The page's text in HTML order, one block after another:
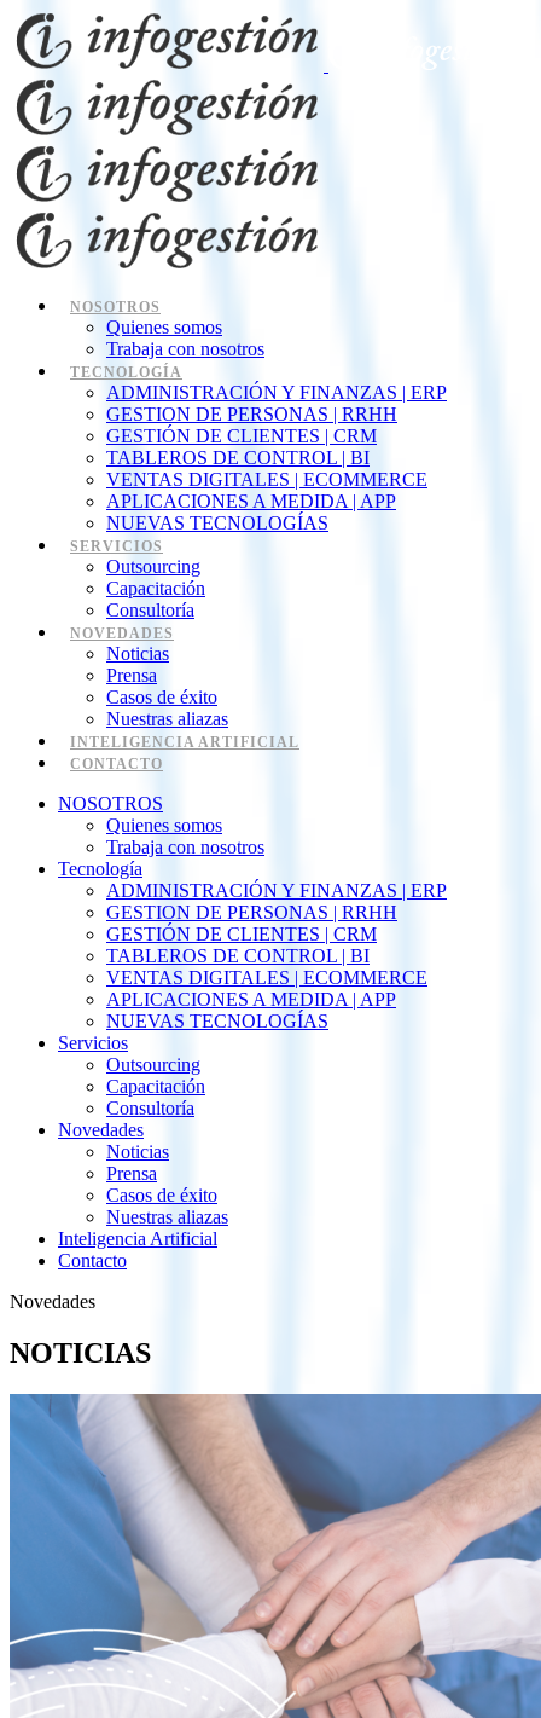
NOSOTROS
Quienes somos
Trabaja con nosotros
TECNOLOGÍA
ADMINISTRACIÓN Y FINANZAS | ERP
GESTION DE PERSONAS | RRHH
GESTIÓN DE CLIENTES | CRM
TABLEROS DE CONTROL | BI
VENTAS DIGITALES | ECOMMERCE
APLICACIONES A MEDIDA | APP
NUEVAS TECNOLOGÍAS
SERVICIOS
Outsourcing
Capacitación
Consultoría
NOVEDADES
Noticias
Prensa
Casos de éxito
Nuestras aliazas
INTELIGENCIA ARTIFICIAL
CONTACTO
NOSOTROS
Quienes somos
Trabaja con nosotros
Tecnología
ADMINISTRACIÓN Y FINANZAS | ERP
GESTION DE PERSONAS | RRHH
GESTIÓN DE CLIENTES | CRM
TABLEROS DE CONTROL | BI
VENTAS DIGITALES | ECOMMERCE
APLICACIONES A MEDIDA | APP
NUEVAS TECNOLOGÍAS
Servicios
Outsourcing
Capacitación
Consultoría
Novedades
Noticias
Prensa
Casos de éxito
Nuestras aliazas
Inteligencia Artificial
Contacto
Novedades
NOTICIAS